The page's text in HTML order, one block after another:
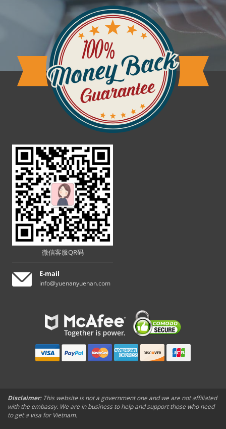
微信客服QR码
E-mail
info@yuenanyuenan.com
Disclaimer: This website is not a government one and we are not affiliated
with the embassy. We are in business to help and support those who need
to get a visa for Vietnam.